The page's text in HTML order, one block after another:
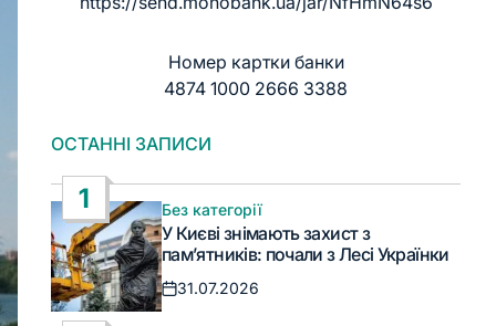
Номер картки банки
4874 1000 2666 3388
ОСТАННІ ЗАПИСИ
1
Опублікувати
у
Без категорії
У Києві знімають захист з
пам’ятників: почали з Лесі Українки
Дата
31.07.2026